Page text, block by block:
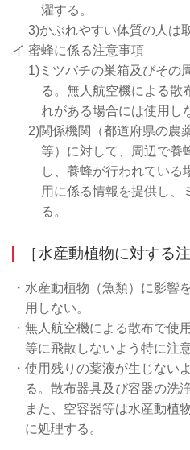
濯する。
3)かぶれやすい体質の人は
イ 蜜蜂に係る注意事項
1)ミツバチの巣箱及びその
る。無人航空機による散
れがある場合には使用し
2)関係機関（都道府県の農
等）に対して、周辺で養
し、養蜂が行われている
用に係る情報を提供し、
る。
［水産動植物に対する
・水産動植物（魚類）に影響
用しない。
・無人航空機による散布で使
等に飛散しないよう特に注意
・使用残りの薬液が生じない
る。散布器具及び容器の洗
また、空容器等は水産動植
に処理する。